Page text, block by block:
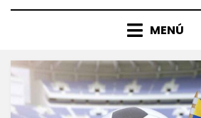
MENÚ